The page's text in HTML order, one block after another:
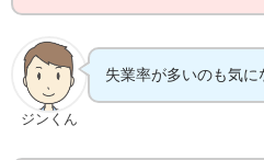
ジンくん
失業率が多いのも気に